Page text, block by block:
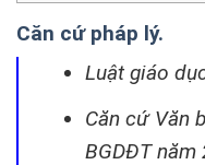
Căn cứ pháp lý.
Luật giáo
Căn cứ Văn
BGDĐT năm